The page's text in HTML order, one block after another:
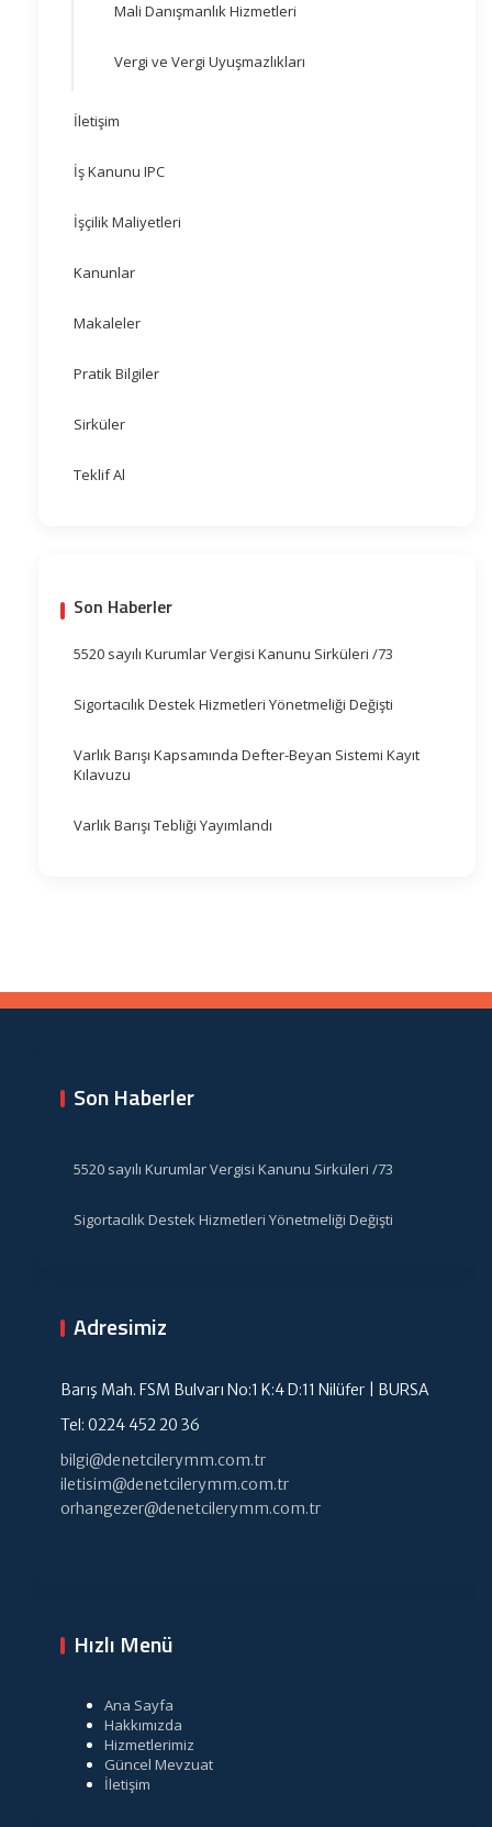
Mali Danışmanlık Hizmetleri
Vergi ve Vergi Uyuşmazlıkları
İletişim
İş Kanunu IPC
İşçilik Maliyetleri
Kanunlar
Makaleler
Pratik Bilgiler
Sirküler
Teklif Al
Son Haberler
5520 sayılı Kurumlar Vergisi Kanunu Sirküleri /73
Sigortacılık Destek Hizmetleri Yönetmeliği Değişti
Varlık Barışı Kapsamında Defter-Beyan Sistemi Kayıt
Kılavuzu
Varlık Barışı Tebliği Yayımlandı
Son Haberler
5520 sayılı Kurumlar Vergisi Kanunu Sirküleri /73
Sigortacılık Destek Hizmetleri Yönetmeliği Değişti
Adresimiz
Barış Mah. FSM Bulvarı No:1 K:4 D:11 Nilüfer | BURSA
Tel: 0224 452 20 36
bilgi@denetcilerymm.com.tr
iletisim@denetcilerymm.com.tr
orhangezer@denetcilerymm.com.tr
Hızlı Menü
Ana Sayfa
Hakkımızda
Hizmetlerimiz
Güncel Mevzuat
İletişim